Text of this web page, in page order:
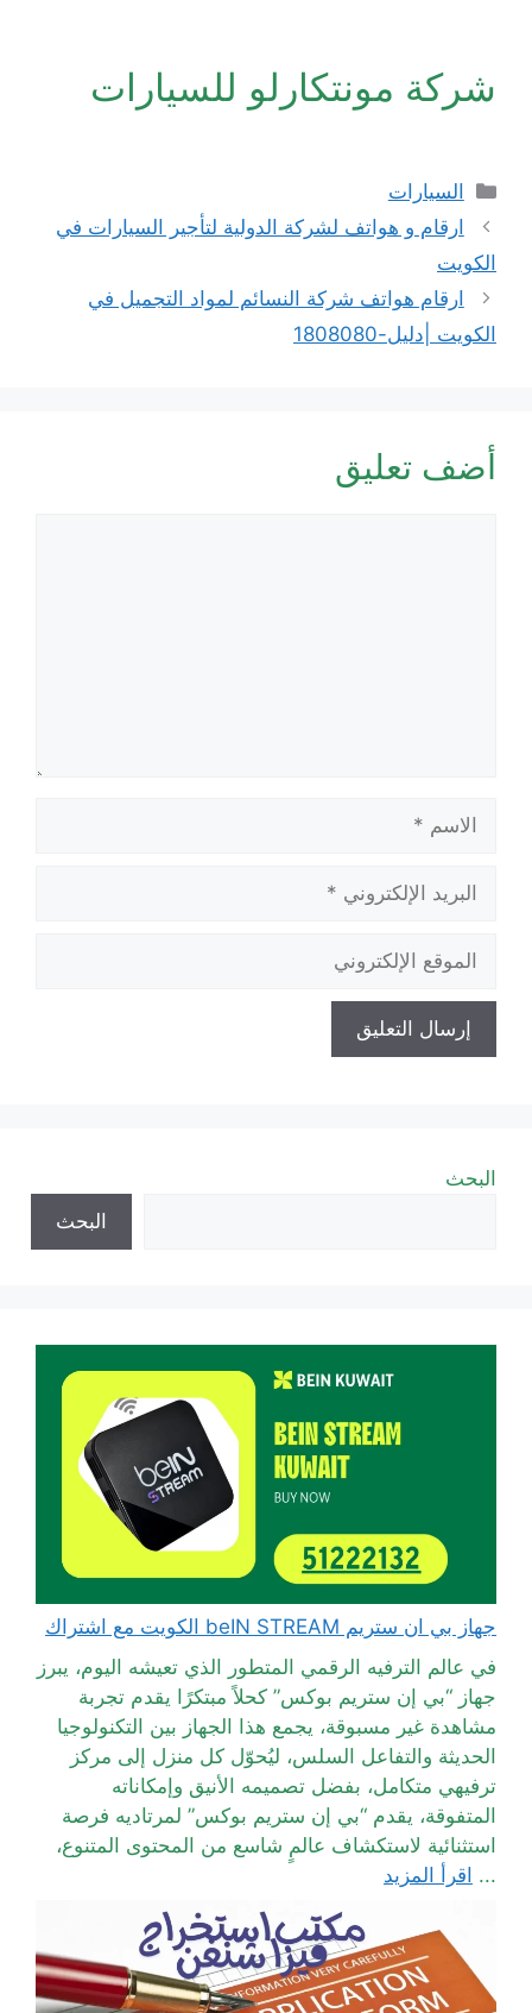
شركة مونتكارلو للسيارات
التصنيفات
السيارات
ارقام و هواتف لشركة الدولية لتأجير السيارات في
الكويت
ارقام هواتف شركة النسائم لمواد التجميل في
الكويت |دليل-1808080
أضف تعليق
الإلكتروني
الإلكتروني
البحث
البحث
جهاز بي ان ستريم beIN STREAM الكويت مع اشتراك
في عالم الترفيه الرقمي المتطور الذي تعيشه اليوم، يبرز
جهاز “بي إن ستريم بوكس” كحلاً مبتكرًا يقدم تجربة
مشاهدة غير مسبوقة، يجمع هذا الجهاز بين التكنولوجيا
الحديثة والتفاعل السلس، ليُحوّل كل منزل إلى مركز
ترفيهي متكامل، بفضل تصميمه الأنيق وإمكاناته
المتفوقة، يقدم “بي إن ستريم بوكس” لمرتاديه فرصة
استثنائية لاستكشاف عالمٍ شاسع من المحتوى المتنوع،
... اقرأ المزيد